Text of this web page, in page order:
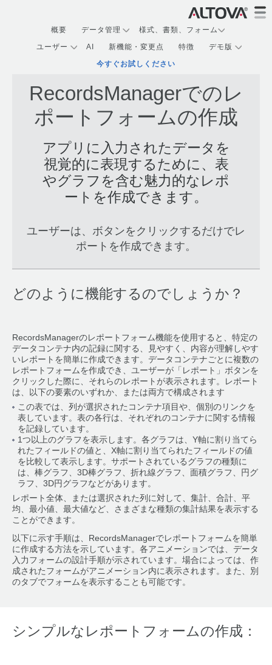
概要 データ管理
様式、書類、フォーム
ユーザー
AI 新機能・変更点 特徴
デモ版
今すぐお試しください
RecordsManagerでのレ
ポートフォームの作成
アプリに入力されたデータを
視覚的に表現するために、表
やグラフを含む魅力的なレポ
ートを作成できます。
ユーザーは、ボタンをクリックするだけでレ
ポートを作成できます。
どのように機能するのでしょうか？
RecordsManagerのレポートフォーム機能を使用すると、特定の
データコンテナ内の記録に関する、見やすく、内容が理解しやす
いレポートを簡単に作成できます。データコンテナごとに複数の
レポートフォームを作成でき、ユーザーが「レポート」ボタンを
クリックした際に、それらのレポートが表示されます。レポート
は、以下の要素のいずれか、または両方で構成されます
この表では、列が選択されたコンテナ項目や、個別のリンクを
表しています。表の各行は、それぞれのコンテナに関する情報
を記録しています。
1つ以上のグラフを表示します。各グラフは、Y軸に割り当てら
れたフィールドの値と、X軸に割り当てられたフィールドの値
を比較して表示します。サポートされているグラフの種類に
は、棒グラフ、3D棒グラフ、折れ線グラフ、面積グラフ、円グ
ラフ、3D円グラフなどがあります。
レポート全体、または選択された列に対して、集計、合計、平
均、最小値、最大値など、さまざまな種類の集計結果を表示する
ことができます。
以下に示す手順は、RecordsManagerでレポートフォームを簡単
に作成する方法を示しています。各アニメーションでは、データ
入力フォームの設計手順が示されています。場合によっては、作
成されたフォームがアニメーション内に表示されます。また、別
のタブでフォームを表示することも可能です。
シンプルなレポートフォームの作成：